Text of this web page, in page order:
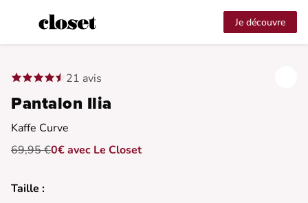
Je découvre
21 avis
Pantalon Ilia
Kaffe Curve
69,95 €0€ avec Le Closet
Taille :